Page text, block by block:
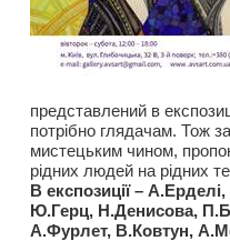
представлений в
потрібно глядачам. Тож
мистецьким чином,
рідних людей на рідних
В експозиції –
Ю.Герц, Н.Денисова,
А.Фурлет, В.Ковтун,